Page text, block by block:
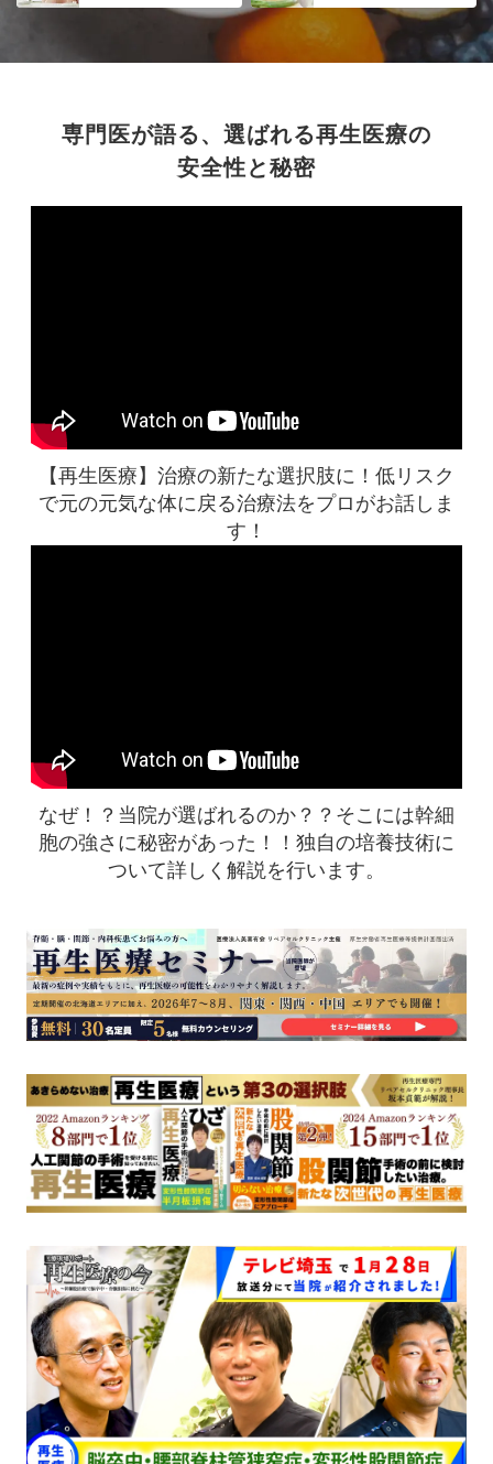
専門医が語る、選ばれる再生医療の
安全性と秘密
【再生医療】治療の新たな選択肢に！ 低リスク
で元の元気な体に戻る治療法をプロがお話しま
す！
なぜ！？当院が選ばれるのか？？ そこには幹細
胞の強さに秘密があった！！ 独自の培養技術に
ついて詳しく解説を行います。